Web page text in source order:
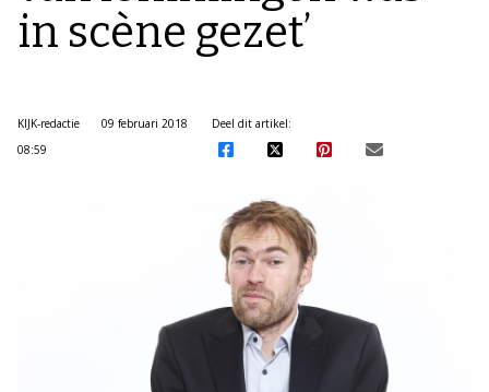
in scène gezet’
KIJK-redactie
09 februari 2018
08:59
Deel dit artikel: